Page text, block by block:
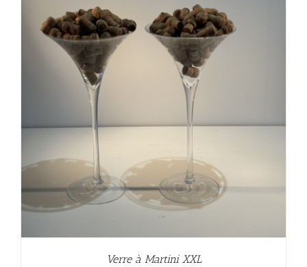
Verre à Martini XXL